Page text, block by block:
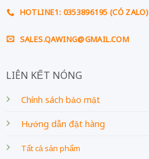
HOTLINE1: 0353896195 (CÓ ZALO)
SALES.QAWING@GMAIL.COM
LIÊN KẾT NÓNG
Chính sách bảo mật
Hướng dẫn đặt hàng
Tất cả sản phẩm